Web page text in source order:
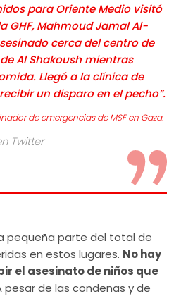
para Oriente Medio visitó
GHF, Mahmoud Jamal Al-
cerca del centro de
Al Shakoush mientras
Llegó a la clínica de
un disparo en el pecho”.
de emergencias de MSF en Gaza.
Twitter
pequeña parte del total de
en estos lugares. No hay
el asesinato de niños que
pesar de las condenas y de